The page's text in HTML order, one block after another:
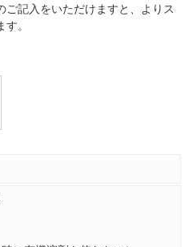
ご記入をいただけますと、よりス
。